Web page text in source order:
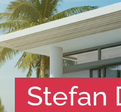
Stefan